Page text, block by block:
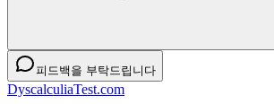
피드백을 부탁드립니다
DyscalculiaTest.com